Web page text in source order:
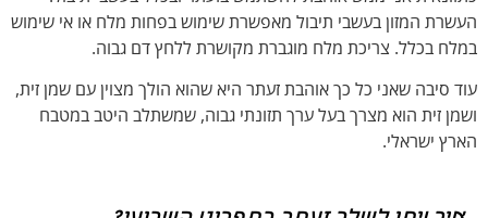
העשרת המזון בעשבי תיבול מאפשרת שימוש בפחות מלח או אי שימוש
במלח בכלל. צריכת מלח מוגברת מקושרת ללחץ דם גבוה.
עוד סיבה שאני כל כך אוהבת זעתר היא שהוא הולך מצוין עם שמן זית,
ושמן זית הוא מצרך בעל ערך תזונתי גבוה, שמשתלב היטב במטבח
הארץ ישראלי.